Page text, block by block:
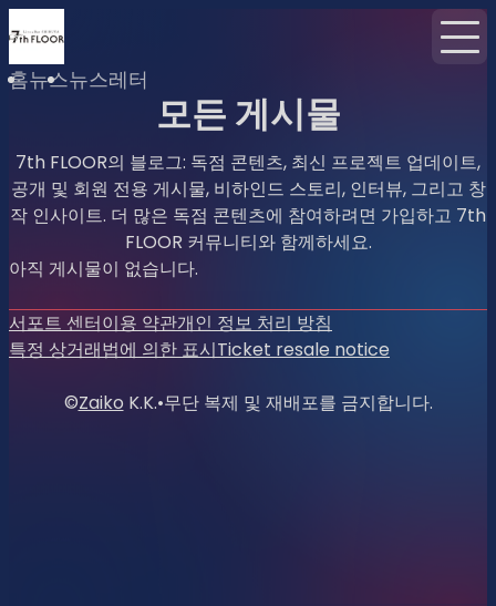
홈뉴스뉴스레터
모든 게시물
7th FLOOR의 블로그: 독점 콘텐츠, 최신 프로젝트 업데이트,
공개 및 회원 전용 게시물, 비하인드 스토리, 인터뷰, 그리고 창
작 인사이트. 더 많은 독점 콘텐츠에 참여하려면 가입하고 7th
FLOOR 커뮤니티와 함께하세요.
아직 게시물이 없습니다.
서포트 센터이용 약관개인 정보 처리 방침
특정 상거래법에 의한 표시Ticket resale notice
©Zaiko K.K.•무단 복제 및 재배포를 금지합니다.